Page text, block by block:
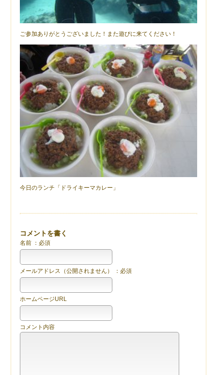
ご参加ありがとうございました！また遊びに来てください！
今日のランチ「ドライキーマカレー」
コメントを書く
名前 ：必須
メールアドレス（公開されません） ：必須
ホームページURL
コメント内容